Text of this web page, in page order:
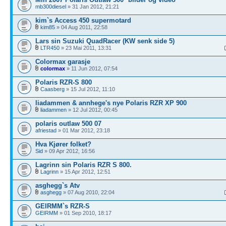
mb300diesel » 31 Jan 2012, 21:21
kim`s Access 450 supermotard
kim85 » 04 Aug 2011, 22:58
Lars sin Suzuki QuadRacer (KW senk side 5)
LTR450 » 23 Mai 2011, 13:31
Colormax garasje
colormax » 11 Jun 2012, 07:54
Polaris RZR-S 800
Caasberg » 15 Jul 2012, 11:10
liadammen & annhege's nye Polaris RZR XP 900
liadammen » 12 Jul 2012, 00:45
polaris outlaw 500 07
afriestad » 01 Mar 2012, 23:18
Hva Kjører folket?
Sid » 09 Apr 2012, 16:56
Lagrinn sin Polaris RZR S 800.
Lagrinn » 15 Apr 2012, 12:51
asghegg`s Atv
asghegg » 07 Aug 2010, 22:04
GEIRMM`s RZR-S
GEIRMM » 01 Sep 2010, 18:17